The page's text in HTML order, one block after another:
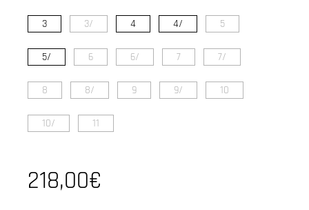
3 3/ 4 4/ 5
5/ 6 6/ 7 7/
8 8/ 9 9/ 10
10/ 11
218,00€